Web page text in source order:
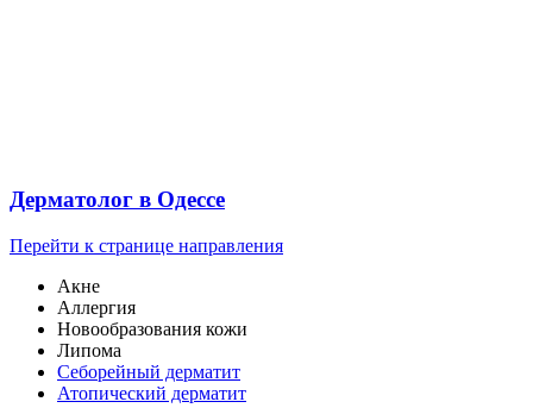
Дерматолог в Одессе
Перейти к странице направления
Акне
Аллергия
Новообразования кожи
Липома
Cеборейный дерматит
Атопический дерматит